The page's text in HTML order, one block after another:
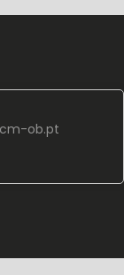
cm-ob.pt